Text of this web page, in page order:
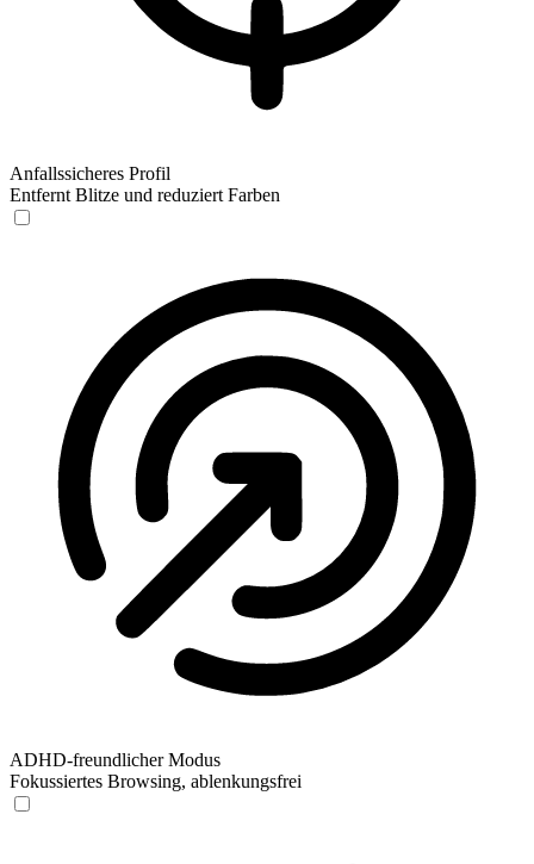
Anfallssicheres Profil
Entfernt Blitze und reduziert Farben
ADHD-freundlicher Modus
Fokussiertes Browsing, ablenkungsfrei